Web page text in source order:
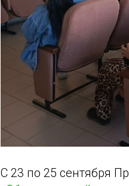
С 23 по 25 сентября